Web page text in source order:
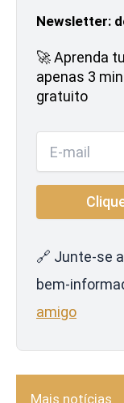
Newsletter:
🚀 Aprenda
apenas 3
gratuito
🔗 Junte-se
bem-
amigo
Mais notícias